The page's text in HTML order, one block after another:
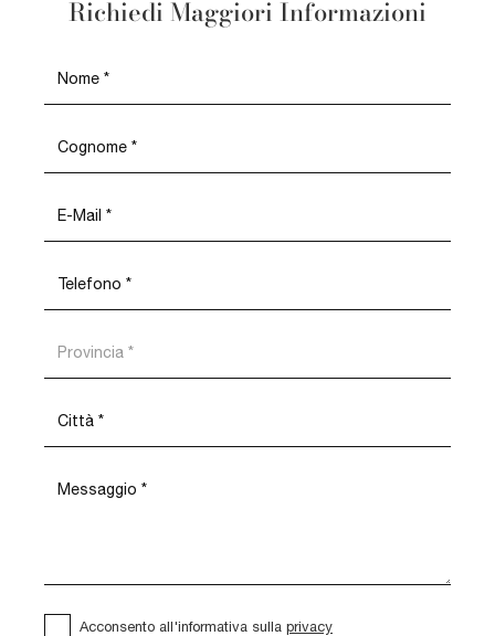
Richiedi Maggiori Informazioni
Acconsento all'informativa sulla privacy